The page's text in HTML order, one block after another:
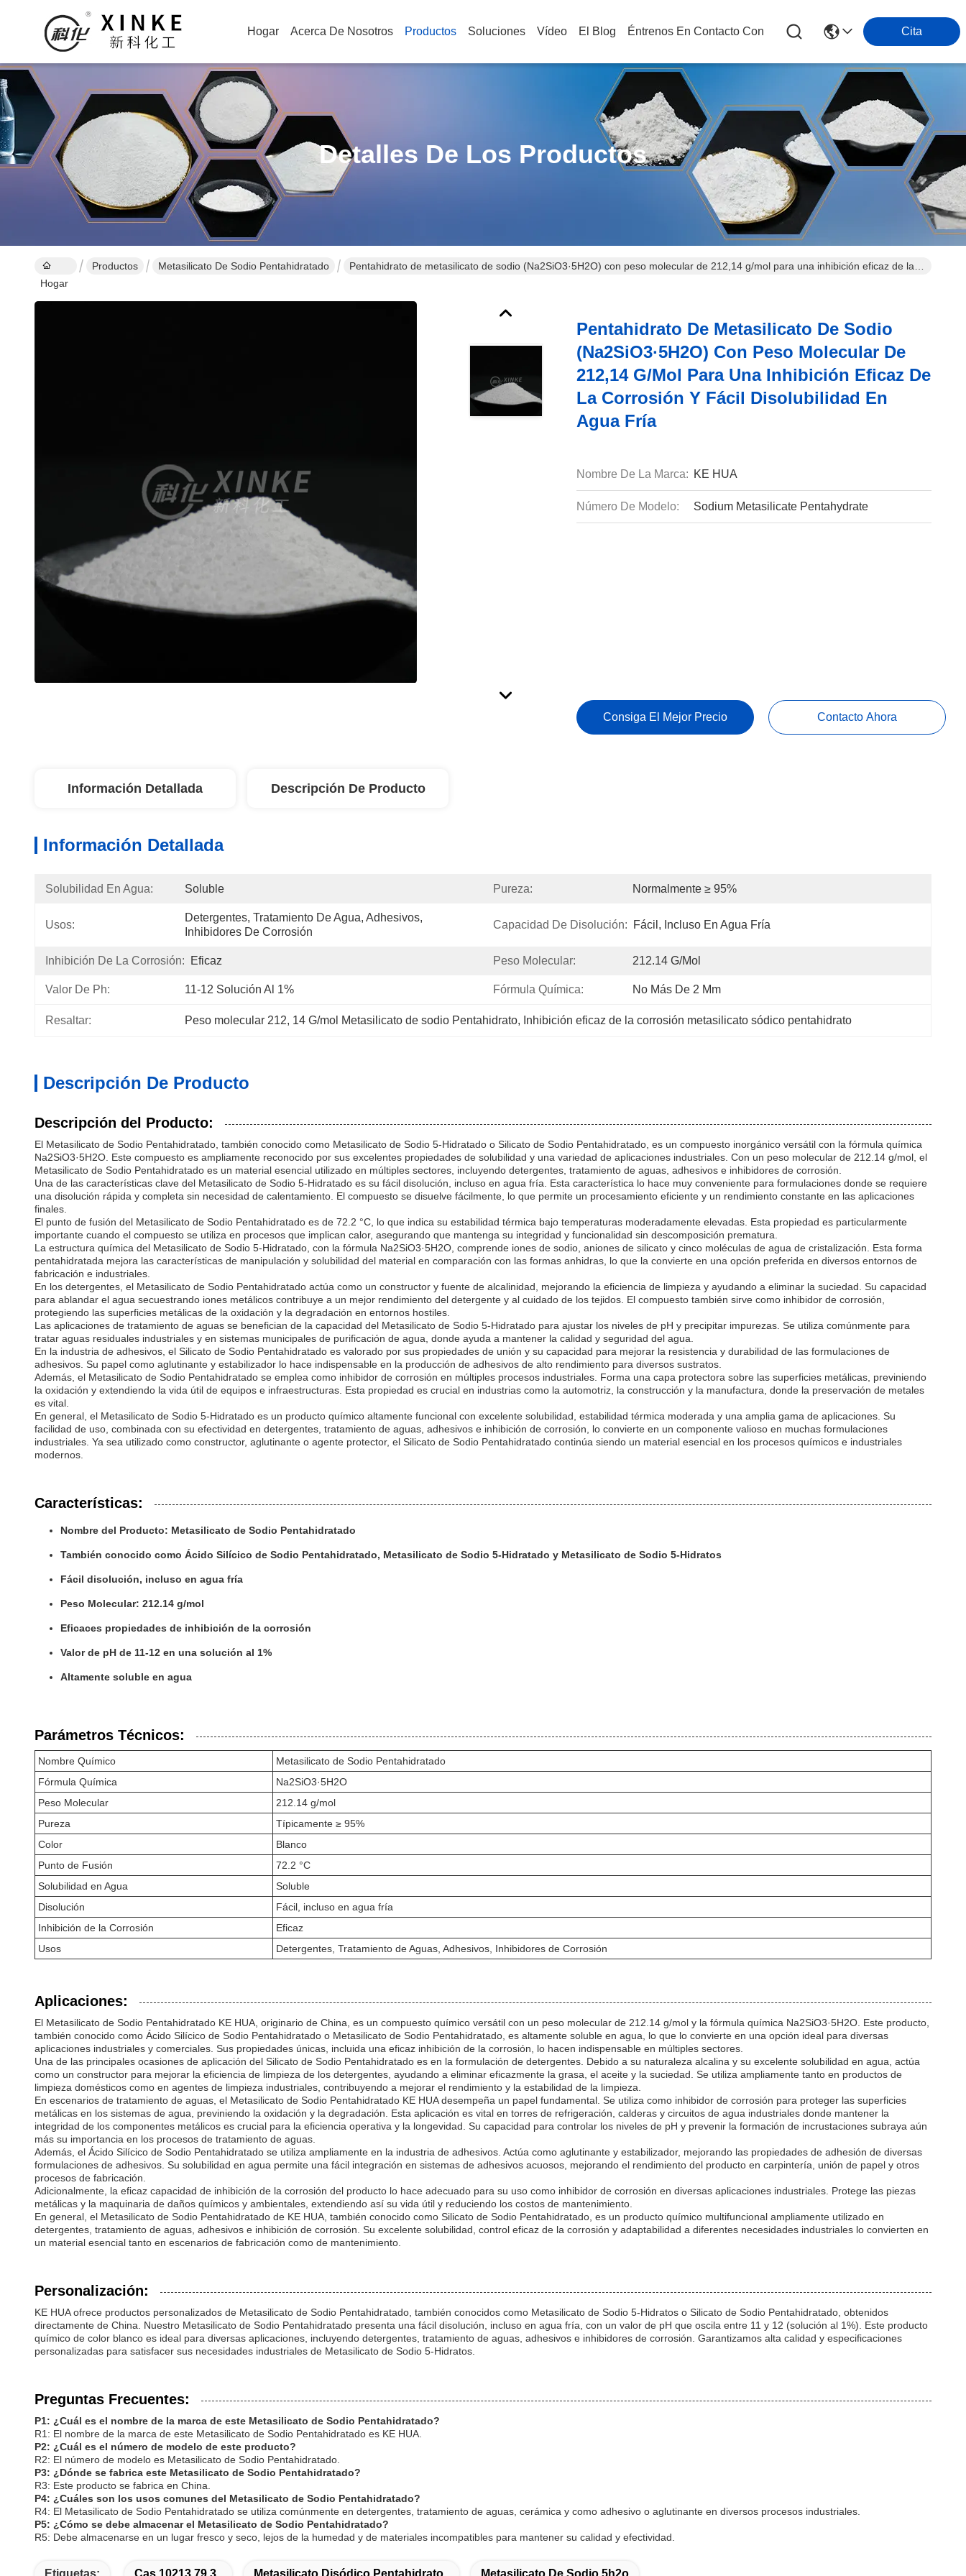
Hogar Acerca De Nosotros Productos Soluciones Vídeo El Blog Éntrenos En Contacto Con Cita
Detalles De Los Productos
Hogar
Productos Metasilicato De Sodio Pentahidratado
Pentahidrato de metasilicato de sodio (Na2SiO3·5H2O) con peso molecular de 212,14 g/mol para una inhibición eficaz de la
Pentahidrato De Metasilicato De Sodio
(Na2SiO3·5H2O) Con Peso Molecular De
212,14 G/mol Para Una Inhibición Eficaz De
La Corrosión Y Fácil Disolubilidad En
Agua Fría
Nombre De La Marca: KE HUA
Número De Modelo: Sodium Metasilicate Pentahydrate
Consiga El Mejor Precio Contacto Ahora
Información Detallada Descripción De Producto
Información Detallada
Solubilidad En Agua: Soluble Pureza: Normalmente ≥ 95%
Usos:
Detergentes, Tratamiento De Agua, Adhesivos,
Inhibidores De Corrosión
Capacidad De Disolución: Fácil, Incluso En Agua Fría
Inhibición De La Corrosión: Eficaz Peso Molecular: 212.14 G/mol
Valor De Ph: 11-12 Solución Al 1% Fórmula Química: No Más De 2 Mm
Resaltar: Peso molecular 212, 14 G/mol Metasilicato de sodio Pentahidrato, Inhibición eficaz de la corrosión metasilicato sódico pentahidrato
Descripción De Producto
Descripción del Producto:
El Metasilicato de Sodio Pentahidratado, también conocido como Metasilicato de Sodio 5-Hidratado o Silicato de Sodio Pentahidratado, es un compuesto inorgánico versátil con la fórmula química
Na2SiO3·5H2O. Este compuesto es ampliamente reconocido por sus excelentes propiedades de solubilidad y una variedad de aplicaciones industriales. Con un peso molecular de 212.14 g/mol, el
Metasilicato de Sodio Pentahidratado es un material esencial utilizado en múltiples sectores, incluyendo detergentes, tratamiento de aguas, adhesivos e inhibidores de corrosión.
Una de las características clave del Metasilicato de Sodio 5-Hidratado es su fácil disolución, incluso en agua fría. Esta característica lo hace muy conveniente para formulaciones donde se requiere
una disolución rápida y completa sin necesidad de calentamiento. El compuesto se disuelve fácilmente, lo que permite un procesamiento eficiente y un rendimiento constante en las aplicaciones
finales.
El punto de fusión del Metasilicato de Sodio Pentahidratado es de 72.2 °C, lo que indica su estabilidad térmica bajo temperaturas moderadamente elevadas. Esta propiedad es particularmente
importante cuando el compuesto se utiliza en procesos que implican calor, asegurando que mantenga su integridad y funcionalidad sin descomposición prematura.
La estructura química del Metasilicato de Sodio 5-Hidratado, con la fórmula Na2SiO3·5H2O, comprende iones de sodio, aniones de silicato y cinco moléculas de agua de cristalización. Esta forma
pentahidratada mejora las características de manipulación y solubilidad del material en comparación con las formas anhidras, lo que la convierte en una opción preferida en diversos entornos de
fabricación e industriales.
En los detergentes, el Metasilicato de Sodio Pentahidratado actúa como un constructor y fuente de alcalinidad, mejorando la eficiencia de limpieza y ayudando a eliminar la suciedad. Su capacidad
para ablandar el agua secuestrando iones metálicos contribuye a un mejor rendimiento del detergente y al cuidado de los tejidos. El compuesto también sirve como inhibidor de corrosión,
protegiendo las superficies metálicas de la oxidación y la degradación en entornos hostiles.
Las aplicaciones de tratamiento de aguas se benefician de la capacidad del Metasilicato de Sodio 5-Hidratado para ajustar los niveles de pH y precipitar impurezas. Se utiliza comúnmente para
tratar aguas residuales industriales y en sistemas municipales de purificación de agua, donde ayuda a mantener la calidad y seguridad del agua.
En la industria de adhesivos, el Silicato de Sodio Pentahidratado es valorado por sus propiedades de unión y su capacidad para mejorar la resistencia y durabilidad de las formulaciones de
adhesivos. Su papel como aglutinante y estabilizador lo hace indispensable en la producción de adhesivos de alto rendimiento para diversos sustratos.
Además, el Metasilicato de Sodio Pentahidratado se emplea como inhibidor de corrosión en múltiples procesos industriales. Forma una capa protectora sobre las superficies metálicas, previniendo
la oxidación y extendiendo la vida útil de equipos e infraestructuras. Esta propiedad es crucial en industrias como la automotriz, la construcción y la manufactura, donde la preservación de metales
es vital.
En general, el Metasilicato de Sodio 5-Hidratado es un producto químico altamente funcional con excelente solubilidad, estabilidad térmica moderada y una amplia gama de aplicaciones. Su
facilidad de uso, combinada con su efectividad en detergentes, tratamiento de aguas, adhesivos e inhibición de corrosión, lo convierte en un componente valioso en muchas formulaciones
industriales. Ya sea utilizado como constructor, aglutinante o agente protector, el Silicato de Sodio Pentahidratado continúa siendo un material esencial en los procesos químicos e industriales
modernos.
Características:
Nombre del Producto: Metasilicato de Sodio Pentahidratado
También conocido como Ácido Silícico de Sodio Pentahidratado, Metasilicato de Sodio 5-Hidratado y Metasilicato de Sodio 5-Hidratos
Fácil disolución, incluso en agua fría
Peso Molecular: 212.14 g/mol
Eficaces propiedades de inhibición de la corrosión
Valor de pH de 11-12 en una solución al 1%
Altamente soluble en agua
Parámetros Técnicos:
Nombre Químico
Metasilicato de Sodio Pentahidratado
Fórmula Química
Na2SiO3·5H2O
Peso Molecular
212.14 g/mol
Pureza
Típicamente ≥ 95%
Color
Blanco
Punto de Fusión
72.2 °C
Solubilidad en Agua
Soluble
Disolución
Fácil, incluso en agua fría
Inhibición de la Corrosión
Eficaz
Usos
Detergentes, Tratamiento de Aguas, Adhesivos, Inhibidores de Corrosión
Aplicaciones:
El Metasilicato de Sodio Pentahidratado KE HUA, originario de China, es un compuesto químico versátil con un peso molecular de 212.14 g/mol y la fórmula química Na2SiO3·5H2O. Este producto,
también conocido como Ácido Silícico de Sodio Pentahidratado o Metasilicato de Sodio Pentahidratado, es altamente soluble en agua, lo que lo convierte en una opción ideal para diversas
aplicaciones industriales y comerciales. Sus propiedades únicas, incluida una eficaz inhibición de la corrosión, lo hacen indispensable en múltiples sectores.
Una de las principales ocasiones de aplicación del Silicato de Sodio Pentahidratado es en la formulación de detergentes. Debido a su naturaleza alcalina y su excelente solubilidad en agua, actúa
como un constructor para mejorar la eficiencia de limpieza de los detergentes, ayudando a eliminar eficazmente la grasa, el aceite y la suciedad. Se utiliza ampliamente tanto en productos de
limpieza domésticos como en agentes de limpieza industriales, contribuyendo a mejorar el rendimiento y la estabilidad de la limpieza.
En escenarios de tratamiento de aguas, el Metasilicato de Sodio Pentahidratado KE HUA desempeña un papel fundamental. Se utiliza como inhibidor de corrosión para proteger las superficies
metálicas en los sistemas de agua, previniendo la oxidación y la degradación. Esta aplicación es vital en torres de refrigeración, calderas y circuitos de agua industriales donde mantener la
integridad de los componentes metálicos es crucial para la eficiencia operativa y la longevidad. Su capacidad para controlar los niveles de pH y prevenir la formación de incrustaciones subraya aún
más su importancia en los procesos de tratamiento de aguas.
Además, el Ácido Silícico de Sodio Pentahidratado se utiliza ampliamente en la industria de adhesivos. Actúa como aglutinante y estabilizador, mejorando las propiedades de adhesión de diversas
formulaciones de adhesivos. Su solubilidad en agua permite una fácil integración en sistemas de adhesivos acuosos, mejorando el rendimiento del producto en carpintería, unión de papel y otros
procesos de fabricación.
Adicionalmente, la eficaz capacidad de inhibición de la corrosión del producto lo hace adecuado para su uso como inhibidor de corrosión en diversas aplicaciones industriales. Protege las piezas
metálicas y la maquinaria de daños químicos y ambientales, extendiendo así su vida útil y reduciendo los costos de mantenimiento.
En general, el Metasilicato de Sodio Pentahidratado de KE HUA, también conocido como Silicato de Sodio Pentahidratado, es un producto químico multifuncional ampliamente utilizado en
detergentes, tratamiento de aguas, adhesivos e inhibición de corrosión. Su excelente solubilidad, control eficaz de la corrosión y adaptabilidad a diferentes necesidades industriales lo convierten en
un material esencial tanto en escenarios de fabricación como de mantenimiento.
Personalización:
KE HUA ofrece productos personalizados de Metasilicato de Sodio Pentahidratado, también conocidos como Metasilicato de Sodio 5-Hidratos o Silicato de Sodio Pentahidratado, obtenidos
directamente de China. Nuestro Metasilicato de Sodio Pentahidratado presenta una fácil disolución, incluso en agua fría, con un valor de pH que oscila entre 11 y 12 (solución al 1%). Este producto
químico de color blanco es ideal para diversas aplicaciones, incluyendo detergentes, tratamiento de aguas, adhesivos e inhibidores de corrosión. Garantizamos alta calidad y especificaciones
personalizadas para satisfacer sus necesidades industriales de Metasilicato de Sodio 5-Hidratos.
Preguntas Frecuentes:
P1: ¿Cuál es el nombre de la marca de este Metasilicato de Sodio Pentahidratado?
R1: El nombre de la marca de este Metasilicato de Sodio Pentahidratado es KE HUA.
P2: ¿Cuál es el número de modelo de este producto?
R2: El número de modelo es Metasilicato de Sodio Pentahidratado.
P3: ¿Dónde se fabrica este Metasilicato de Sodio Pentahidratado?
R3: Este producto se fabrica en China.
P4: ¿Cuáles son los usos comunes del Metasilicato de Sodio Pentahidratado?
R4: El Metasilicato de Sodio Pentahidratado se utiliza comúnmente en detergentes, tratamiento de aguas, cerámica y como adhesivo o aglutinante en diversos procesos industriales.
P5: ¿Cómo se debe almacenar el Metasilicato de Sodio Pentahidratado?
R5: Debe almacenarse en un lugar fresco y seco, lejos de la humedad y de materiales incompatibles para mantener su calidad y efectividad.
Etiquetas: Cas 10213 79 3 Metasilicato Disódico Pentahidrato Metasilicato De Sodio 5h2o